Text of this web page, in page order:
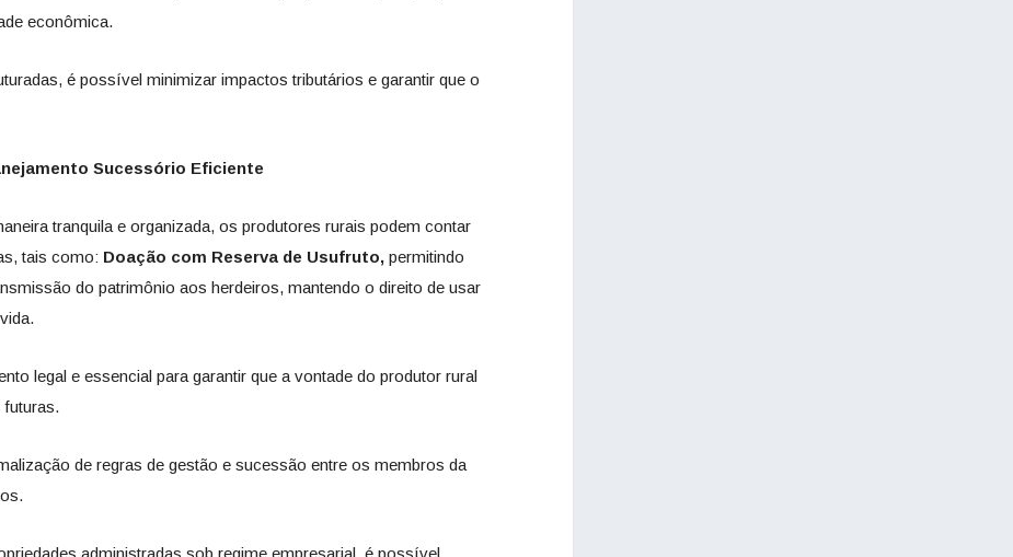
econômica.
é possível minimizar impactos tributários e garantir que o
Sucessório Eficiente
tranquila e organizada, os produtores rurais podem contar
tais como: Doação com Reserva de Usufruto, permitindo
do patrimônio aos herdeiros, mantendo o direito de usar
legal e essencial para garantir que a vontade do produtor rural
futuras.
de regras de gestão e sucessão entre os membros da
administradas sob regime empresarial, é possível